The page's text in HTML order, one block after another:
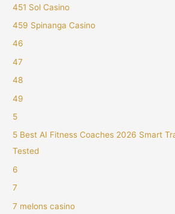
451 Sol Casino
459 Spinanga Casino
46
47
48
49
5
5 Best AI Fitness Coaches 2026 Smart
Tested
6
7
7 melons casino